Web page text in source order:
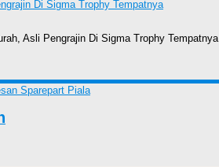
Asli Pengrajin Di Sigma Trophy Tempatnya